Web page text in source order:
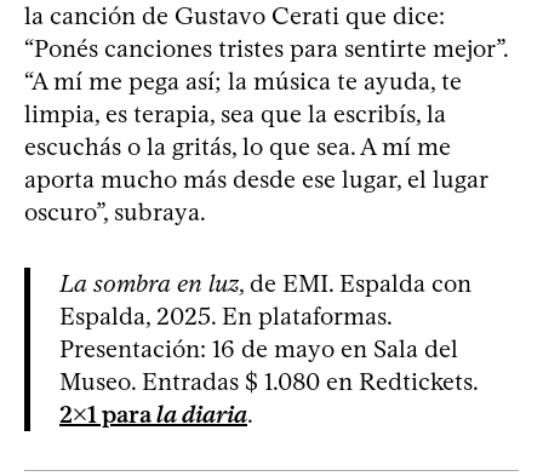
la canción de Gustavo Cerati que dice:
“Ponés canciones tristes para sentirte mejor”.
“A mí me pega así; la música te ayuda, te
limpia, es terapia, sea que la escribís, la
escuchás o la gritás, lo que sea. A mí me
aporta mucho más desde ese lugar, el lugar
oscuro”, subraya.
La sombra en luz, de EMI. Espalda con
Espalda, 2025. En plataformas.
Presentación: 16 de mayo en Sala del
Museo. Entradas $ 1.080 en Redtickets.
2x1 parala diaria.